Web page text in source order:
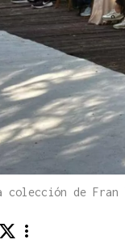
colección de